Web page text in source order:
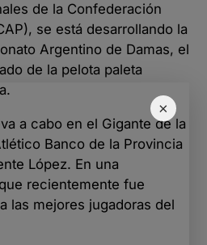
×
de la Confederación
se está desarrollando la
Argentino de Damas, el
de la pelota paleta
a cabo en el Gigante de la
Banco de la Provincia
López. En una
recientemente fue
las mejores jugadoras del